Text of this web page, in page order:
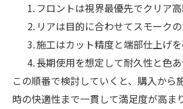
フロントは視界最優先でクリア
リアは目的に合わせてスモーク
施工はカット精度と端部仕上げ
長期使用を想定して耐久性と色
この順番で検討していくと、購入から
時の快適性まで一貫して満足度が高ま